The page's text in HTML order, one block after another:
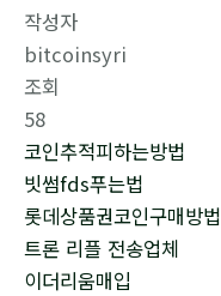
작성자
bitcoinsyri
조회
58
코인추적피하는방법
빗썸fds푸는법
롯데상품권코인구매방법
트론 리플 전송업체
이더리움매입